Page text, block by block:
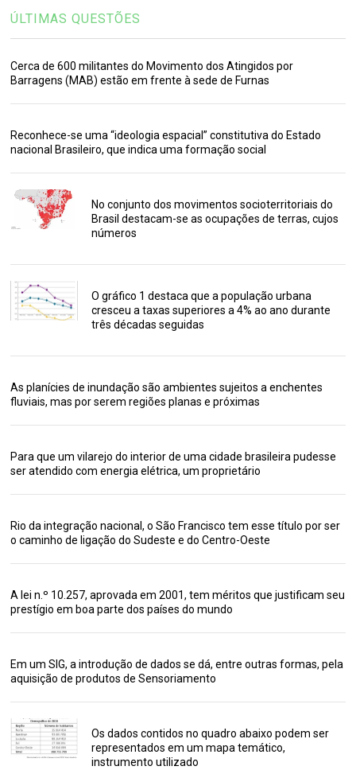
ÚLTIMAS QUESTÕES
Cerca de 600 militantes do Movimento dos Atingidos por
Barragens (MAB) estão em frente à sede de Furnas
Reconhece-se uma “ideologia espacial” constitutiva do Estado
nacional Brasileiro, que indica uma formação social
No conjunto dos movimentos socioterritoriais do
Brasil destacam-se as ocupações de terras, cujos
números
O gráfico 1 destaca que a população urbana
cresceu a taxas superiores a 4% ao ano durante
três décadas seguidas
As planícies de inundação são ambientes sujeitos a enchentes
fluviais, mas por serem regiões planas e próximas
Para que um vilarejo do interior de uma cidade brasileira pudesse
ser atendido com energia elétrica, um proprietário
Rio da integração nacional, o São Francisco tem esse título por ser
o caminho de ligação do Sudeste e do Centro-Oeste
A lei n.º 10.257, aprovada em 2001, tem méritos que justificam seu
prestígio em boa parte dos países do mundo
Em um SIG, a introdução de dados se dá, entre outras formas, pela
aquisição de produtos de Sensoriamento
Os dados contidos no quadro abaixo podem ser
representados em um mapa temático,
instrumento utilizado